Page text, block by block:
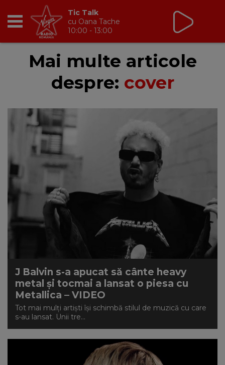
RADIO
BREAKFAST
TIC TALK
CÂȘTIGĂ
HOT 30
DANCEFLOOR CHART
RADIO ACADEMY
CONTUL MEU
Tic Talk
cu Oana Tache
10:00 - 13:00
Mai multe articole
despre: cover
J Balvin s-a apucat să cânte heavy
metal și tocmai a lansat o piesa cu
Metallica – VIDEO
Tot mai mulți artiști își schimbă stilul de muzică cu care
s-au lansat. Unii tre...